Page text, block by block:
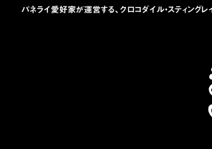
パネライ愛好家が運営する、クロコダイル・スティン